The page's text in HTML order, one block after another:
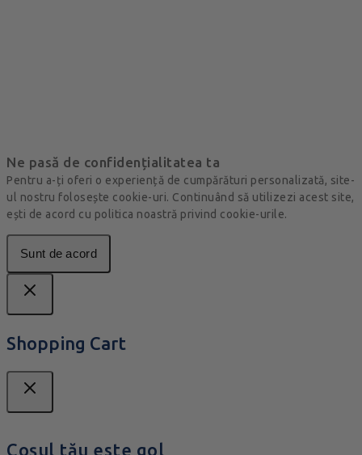
Ne pasă de confidențialitatea ta
Pentru a-ți oferi o experiență de cumpărături personalizată, site-
ul nostru folosește cookie-uri. Continuând să utilizezi acest site,
ești de acord cu politica noastră privind cookie-urile.
Sunt de acord
Shopping Cart
Coșul tău este gol